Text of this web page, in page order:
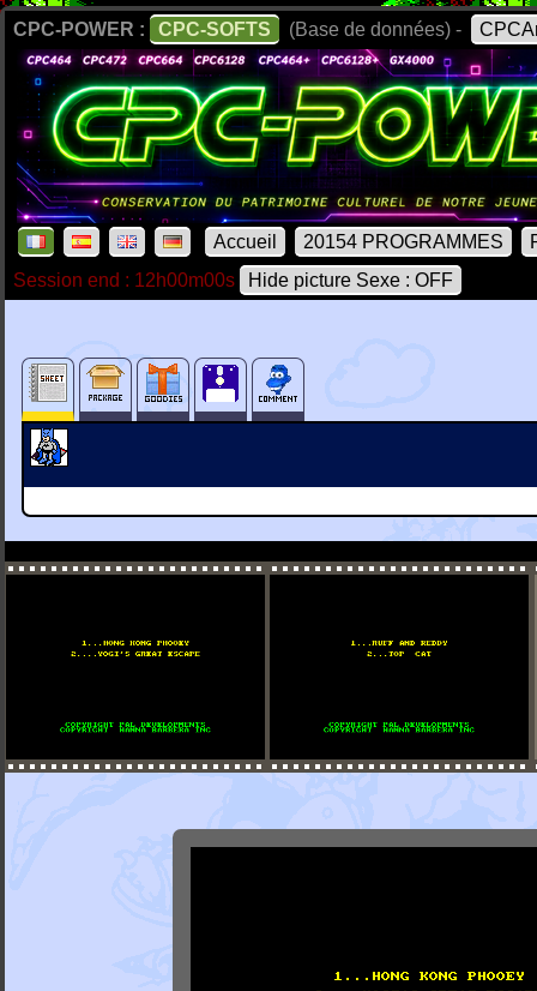
CPC-POWER : CPC-SOFTS (Base de données) -
Accueil 20154 PROGRAMMES
Session end : 12h00m00s
Hide picture Sexe : OFF